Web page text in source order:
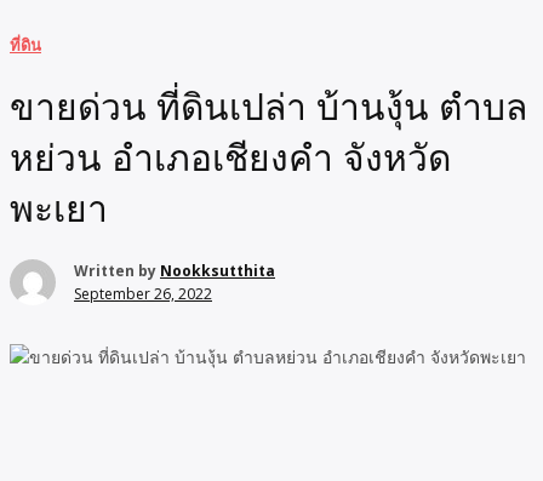
ที่ดิน
ขายด่วน ที่ดินเปล่า บ้านงุ้น ตำบล
หย่วน อำเภอเชียงคำ จังหวัด
พะเยา
Written by Nookksutthita
September 26, 2022